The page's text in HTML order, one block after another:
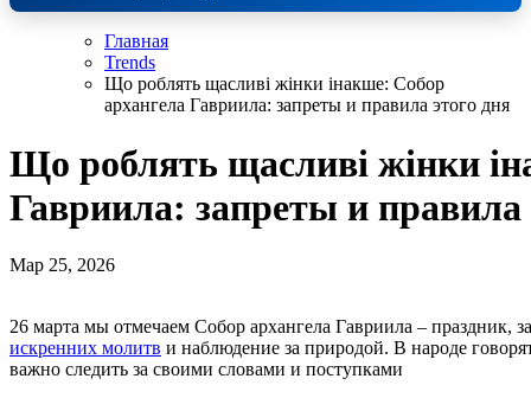
Главная
Trends
Що роблять щасливі жінки інакше: Собор
архангела Гавриила: запреты и правила этого дня
Що роблять щасливі жінки
Гавриила: запреты и правила
Мар 25, 2026
26 марта мы отмечаем Собор архангела Гавриила –
искренних молитв и наблюдение за природой. В народе
важно следить за своими словами и поступками